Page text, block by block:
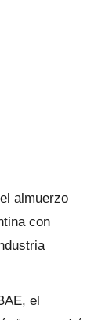
almuerzo
con
el